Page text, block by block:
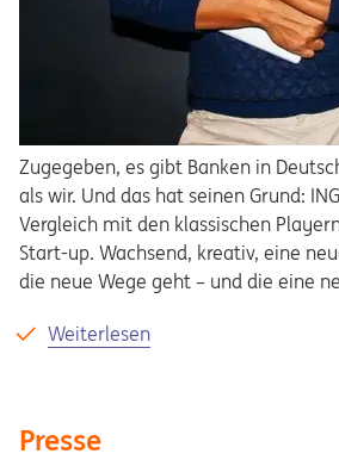
Zugegeben, es gibt Banken in
als wir. Und das hat seinen Grund:
Vergleich mit den klassischen
Start-up. Wachsend, kreativ, eine
die neue Wege geht – und die eine
Weiterlesen
Presse